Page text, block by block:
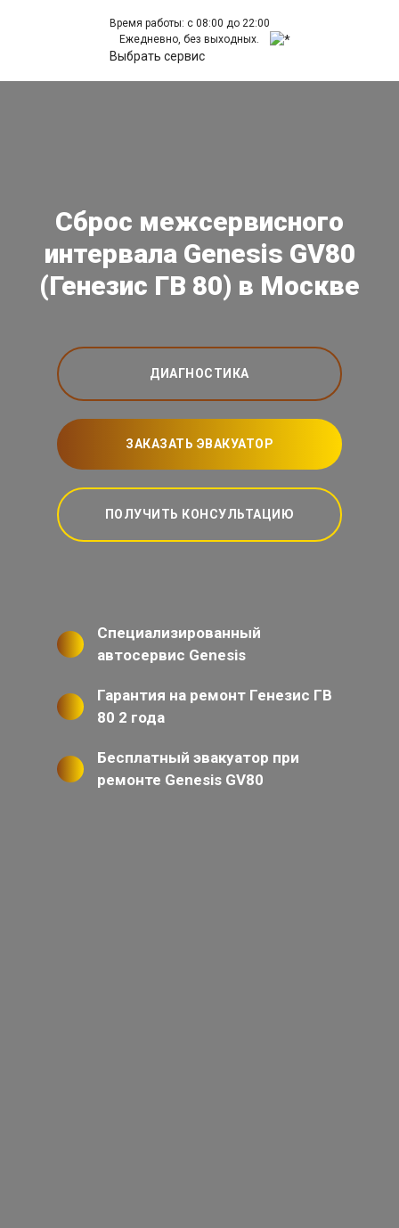
Время работы: с 08:00 до 22:00
Ежедневно, без выходных.
Выбрать сервис
Сброс межсервисного
интервала Genesis GV80
(Генезис ГВ 80) в Москве
ДИАГНОСТИКА
ЗАКАЗАТЬ ЭВАКУАТОР
ПОЛУЧИТЬ КОНСУЛЬТАЦИЮ
Специализированный
автосервис Genesis
Гарантия на ремонт Генезис ГВ
80 2 года
Бесплатный эвакуатор при
ремонте Genesis GV80